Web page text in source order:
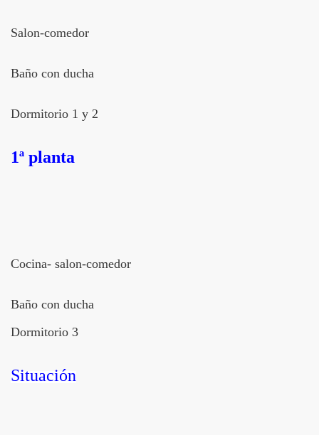
Salon-comedor
Baño con ducha
Dormitorio 1 y 2
1ª planta
Cocina- salon-comedor
Baño con ducha
Dormitorio 3
Situación